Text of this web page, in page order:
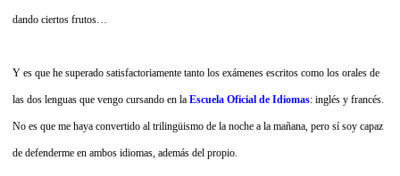
dando ciertos frutos…
Y es que he superado satisfactoriamente tanto los exámenes escritos como los orales de
las dos lenguas que vengo cursando en la Escuela Oficial de Idiomas: inglés y francés.
No es que me haya convertido al trilingüismo de la noche a la mañana, pero sí soy capaz
de defenderme en ambos idiomas, además del propio.